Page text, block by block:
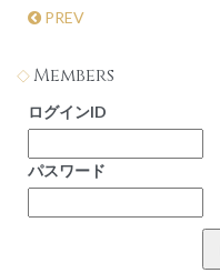
PREV
Members
ログインID
パスワード